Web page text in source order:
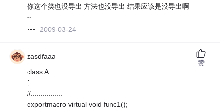
你这个类也没导出 方法也没导出 结果应该是没导出啊
~
2009-03-24
zasdfaaa
class A
{
//................
exportmacro virtual void func1();
赞